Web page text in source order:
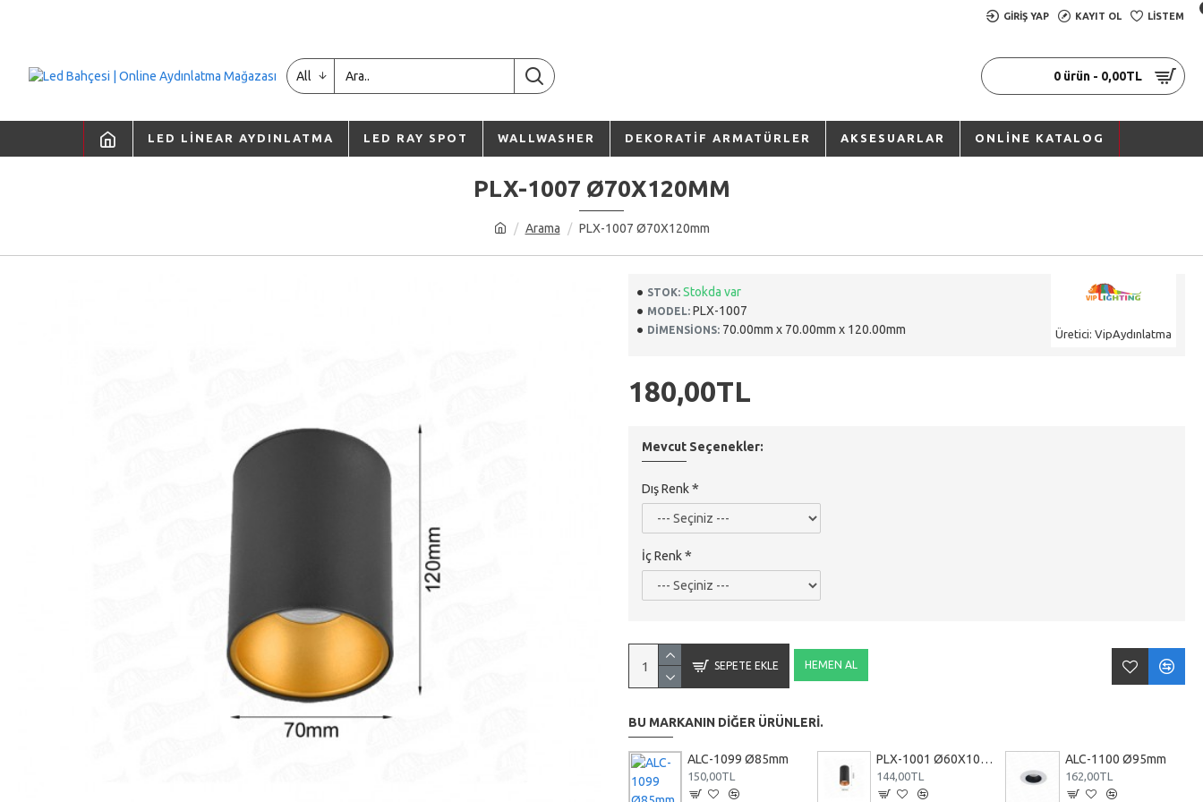
GIRIŞ YAP KAYIT OL LISTEM
All 0 ürün - 0,00TL
LED LINEAR AYDINLATMA LED RAY SPOT WALLWASHER DEKORATIF ARMATÜRLER AKSESUARLAR ONLINE KATALOG
Arama PLX-1007 Ø70X120mm
PLX-1007 Ø70X120MM
STOK: Stokda var
MODEL: PLX-1007
DIMENSIONS: 70.00mm x 70.00mm x 120.00mm Üretici: VipAydınlatma
180,00TL
Mevcut Seçenekler:
Dış Renk
İç Renk
SEPETE EKLE HEMEN AL
BU MARKANIN DIĞER ÜRÜNLERI.
ALC-1099 Ø85mm
150,00TL
PLX-1001 Ø60X100mm
144,00TL
ALC-1100 Ø95mm
162,00TL